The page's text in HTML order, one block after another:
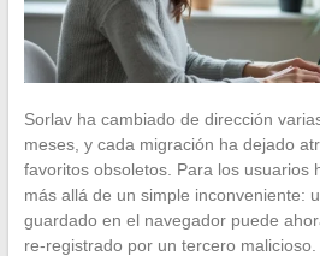
Sorlav ha cambiado de dirección
meses, y cada migración ha dejado
favoritos obsoletos. Para los usuarios
más allá de un simple inconveniente:
guardado en el navegador puede
re-registrado por un tercero